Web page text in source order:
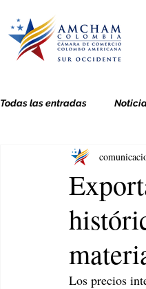
Todas las entradas
Los precios